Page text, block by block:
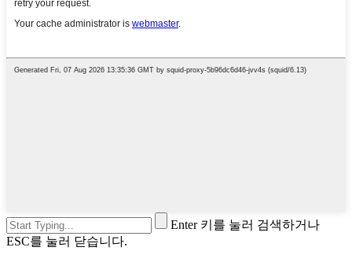
Enter 키를 눌러 검색하거나
ESC를 눌러 닫습니다.